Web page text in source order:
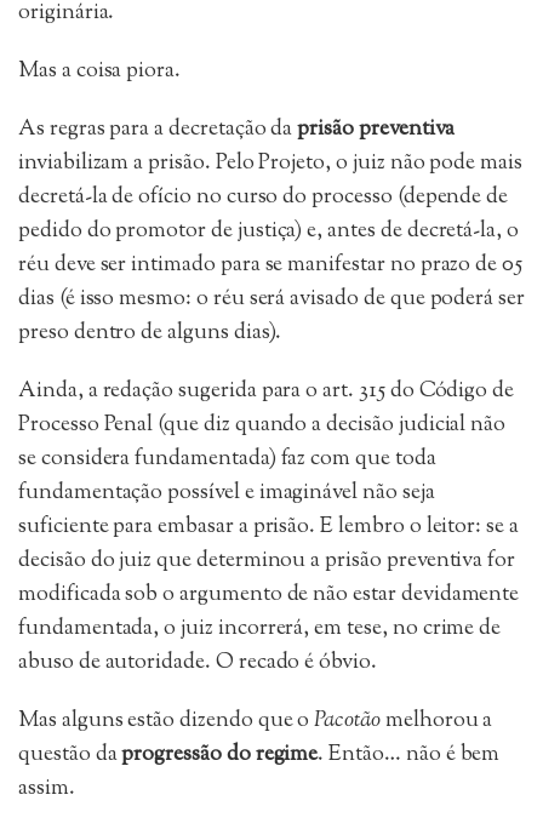
originária.
Mas a coisa piora.
As regras para a decretação daprisão preventiva
inviabilizam a prisão. Pelo Projeto, o juiz não pode mais
decretá-la de ofício no curso do processo (depende de
pedido do promotor de justiça) e, antes de decretá-la, o
réu deve ser intimado para se manifestar no prazo de 05
dias (é isso mesmo: o réu será avisado de que poderá ser
preso dentro de alguns dias).
Ainda, a redação sugerida para o art. 315 do Código de
Processo Penal (que diz quando a decisão judicial não
se considera fundamentada) faz com que toda
fundamentação possível e imaginável não seja
suficiente para embasar a prisão. E lembro o leitor: se a
decisão do juiz que determinou a prisão preventiva for
modificada sob o argumento de não estar devidamente
fundamentada, o juiz incorrerá, em tese, no crime de
abuso de autoridade. O recado é óbvio.
Mas alguns estão dizendo que oPacotãomelhorou a
questão daprogressão do regime. Então… não é bem
assim.